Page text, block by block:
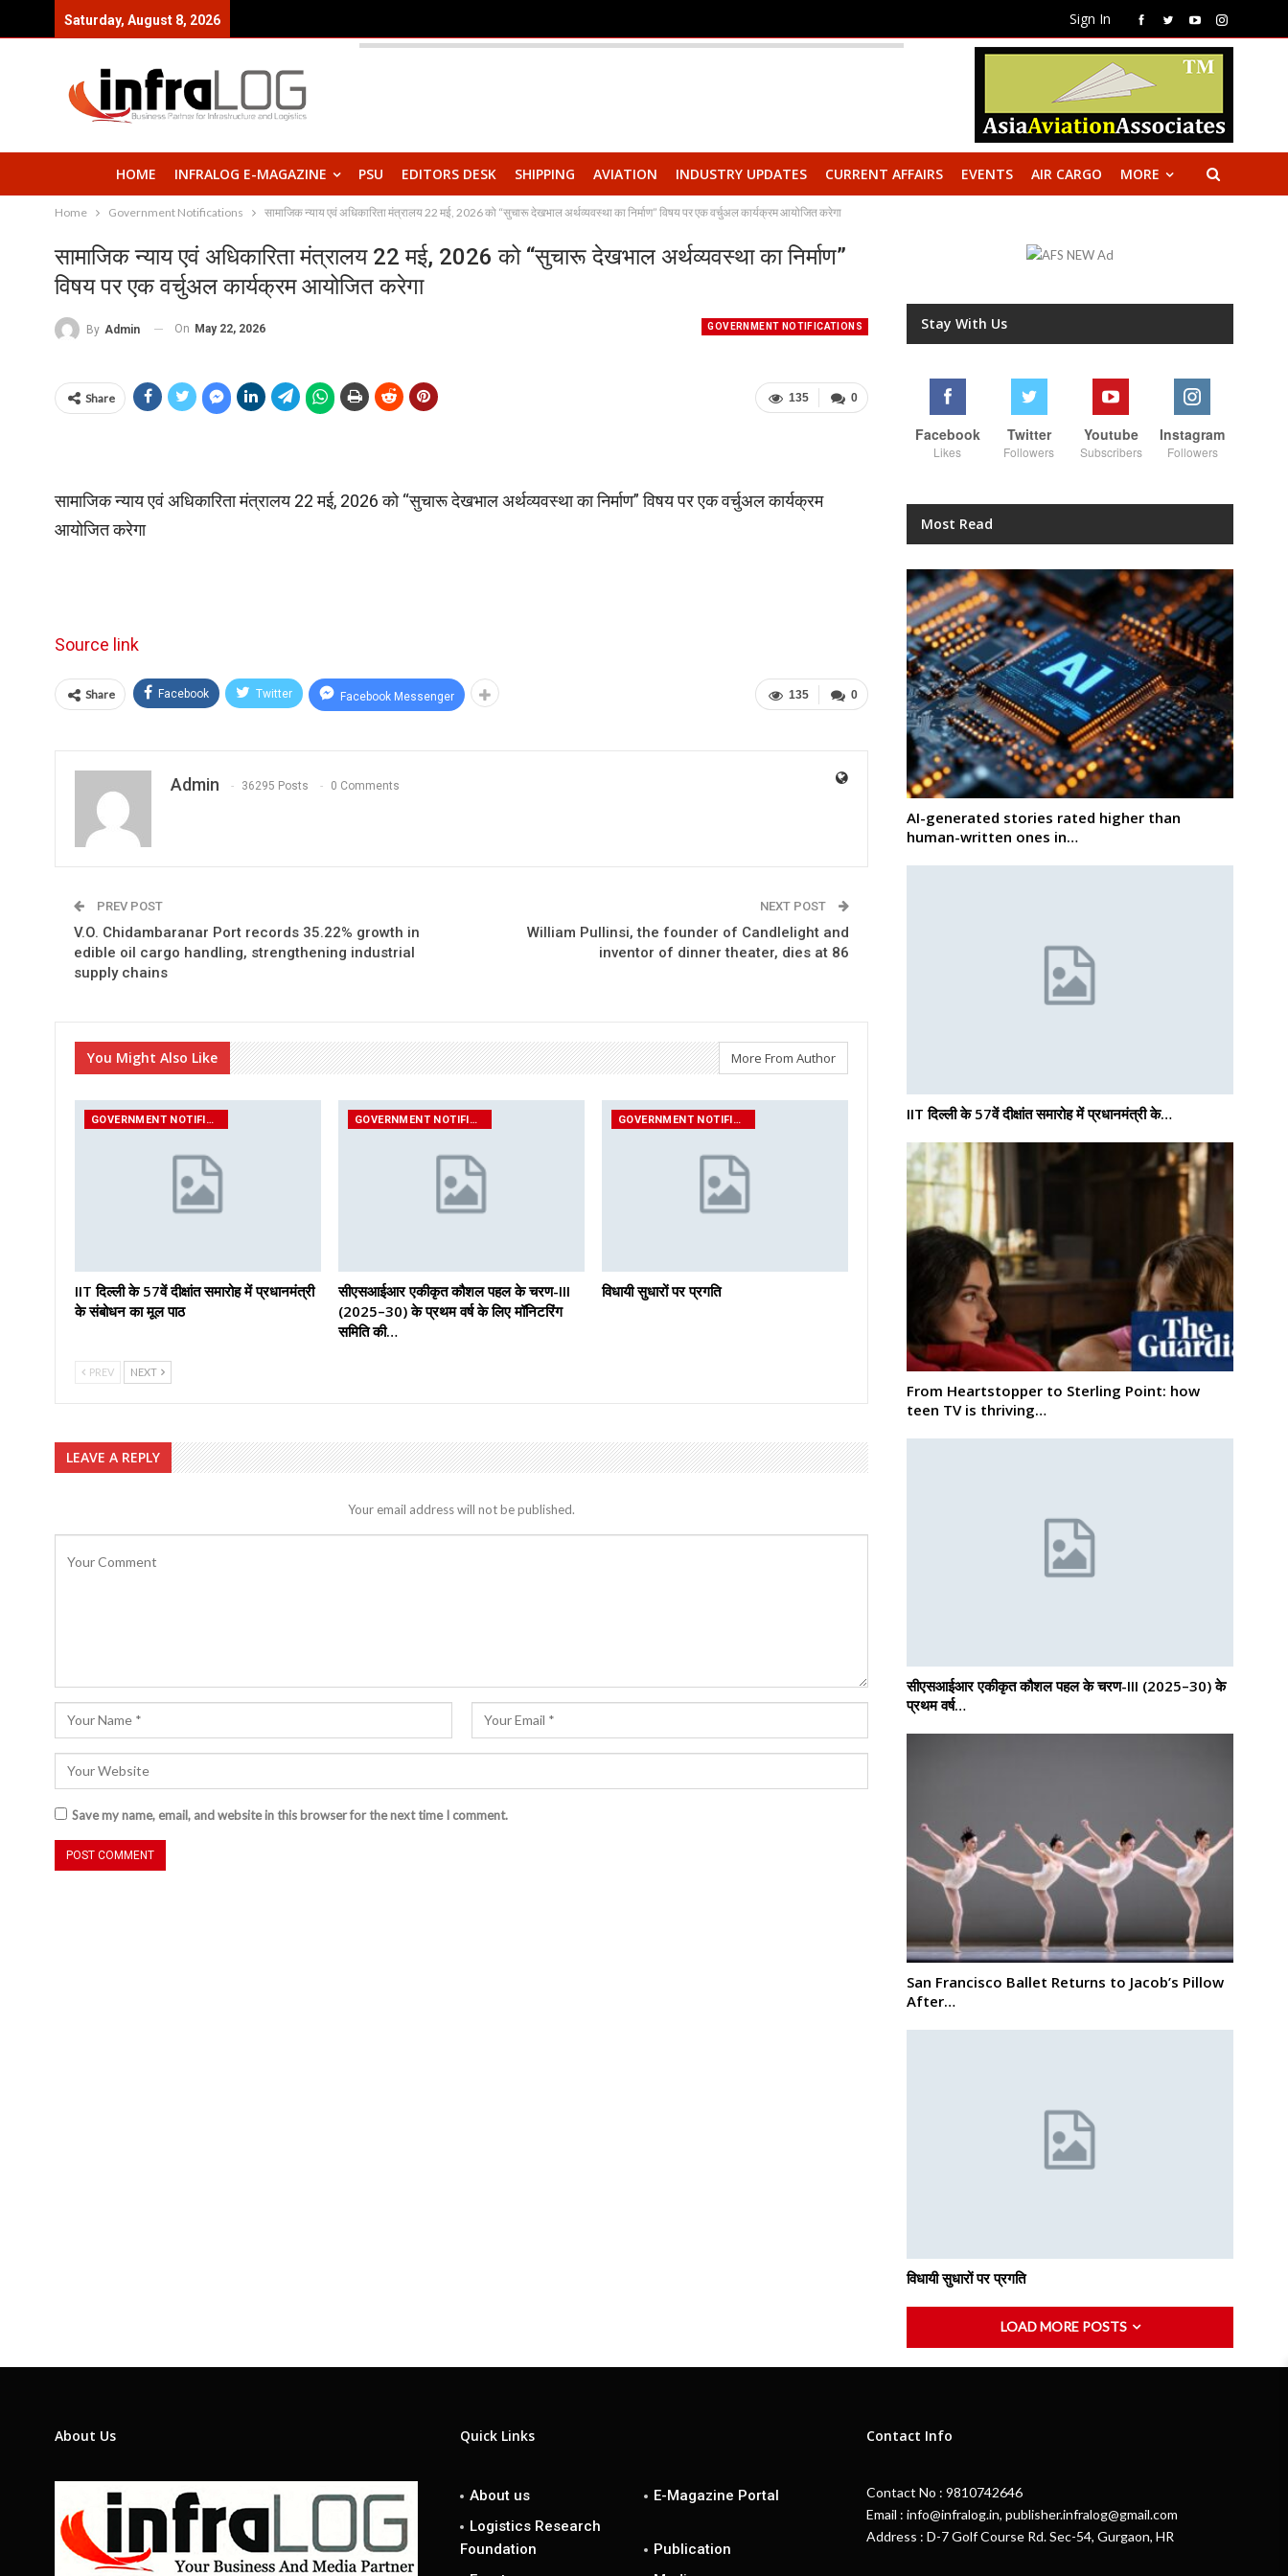
Sign In
Saturday, August 8, 2026
HOME INFRALOG E-MAGAZINE PSU EDITORS DESK SHIPPING AVIATION INDUSTRY UPDATES CURRENT AFFAIRS EVENTS AIR CARGO MORE
Home Government Notifications सामाजिक न्याय एवं अधिकारिता मंत्रालय 22 मई, 2026 को “सुचारू देखभाल अर्थव्यवस्था का निर्माण” विषय पर एक वर्चुअल कार्यक्रम आयोजित करेगा
सामाजिक न्याय एवं अधिकारिता मंत्रालय 22 मई, 2026 को “सुचारू देखभाल अर्थव्यवस्था का निर्माण”
विषय पर एक वर्चुअल कार्यक्रम आयोजित करेगा
GOVERNMENT NOTIFICATIONS
By Admin On May 22, 2026
0
135
Share
सामाजिक न्याय एवं अधिकारिता मंत्रालय 22 मई, 2026 को “सुचारू देखभाल अर्थव्यवस्था का निर्माण” विषय पर एक वर्चुअल कार्यक्रम
आयोजित करेगा
Source link
0
135
Share Facebook Twitter Facebook Messenger
Admin 36295 Posts 0 Comments
PREV POST
V.O. Chidambaranar Port records 35.22% growth in
edible oil cargo handling, strengthening industrial
supply chains
NEXT POST
William Pullinsi, the founder of Candlelight and
inventor of dinner theater, dies at 86
You Might Also Like More From Author
GOVERNMENT NOTIFICATIONS
IIT दिल्ली के 57वें दीक्षांत समारोह में प्रधानमंत्री
के संबोधन का मूल पाठ
GOVERNMENT NOTIFICATIONS
सीएसआईआर एकीकृत कौशल पहल के चरण-III
(2025–30) के प्रथम वर्ष के लिए मॉनिटरिंग
समिति की…
GOVERNMENT NOTIFICATIONS
विधायी सुधारों पर प्रगति
PREV NEXT
LEAVE A REPLY
Your email address will not be published.
Save my name, email, and website in this browser for the next time I comment.
Stay With Us
Facebook
Likes
Twitter
Followers
Youtube
Subscribers
Instagram
Followers
Most Read
AI-generated stories rated higher than
human-written ones in…
IIT दिल्ली के 57वें दीक्षांत समारोह में प्रधानमंत्री के…
From Heartstopper to Sterling Point: how
teen TV is thriving…
सीएसआईआर एकीकृत कौशल पहल के चरण-III (2025–30) के
प्रथम वर्ष…
San Francisco Ballet Returns to Jacob’s Pillow
After…
विधायी सुधारों पर प्रगति
LOAD MORE POSTS
About Us Quick Links
About us
E-Magazine Portal
Logistics Research
Foundation
Publication
Contact Info
Contact No : 9810742646
Email : info@infralog.in, publisher.infralog@gmail.com
Address : D-7 Golf Course Rd. Sec-54, Gurgaon, HR